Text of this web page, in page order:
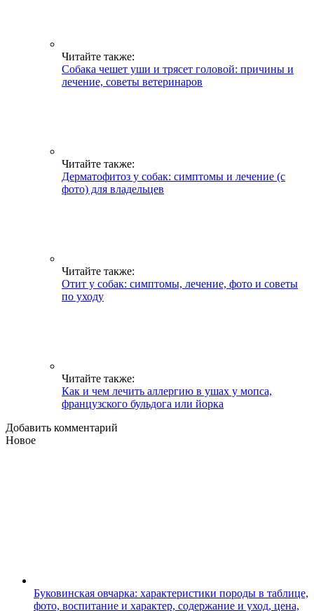
Читайте также:
Собака чешет уши и трясет головой: причины и
лечение, советы ветеринаров
Читайте также:
Дерматофитоз у собак: симптомы и лечение (с
фото) для владельцев
Читайте также:
Отит у собак: симптомы, лечение, фото и советы
по уходу
Читайте также:
Как и чем лечить аллергию в ушах у мопса,
французского бульдога или йорка
Добавить комментарий
Новое
Буковинская овчарка: характеристики породы в таблице,
фото, воспитание и характер, содержание и уход, цена,